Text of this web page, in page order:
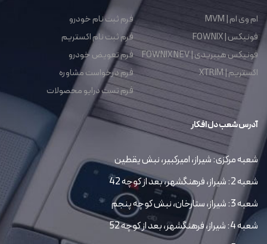
ام وی ام | MVM
فونیکس | FOWNIX
فونیکس هیبریدی | FOWNIX NEV
اکستریم | XTRIM
فرم ثبت نام خودرو
فرم ثبت نام اکستریم
فرم تعویض خودرو
فرم درخواست مشاوره
فرم تست درایو محصولات
آدرس شعب دل افکار
شعبه مرکزی: شیراز، امیرکبیر، نبش یقطین
شعبه 2: شیراز، فرهنگشهر، بعد از کوچه 42
شعبه 3: شیراز، ستارخان، نبش کوچه پنجم
شعبه 4: شیراز، فرهنگشهر، بعد از کوچه 52